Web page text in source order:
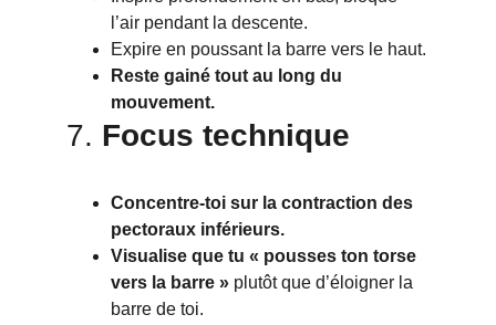
l’air pendant la descente.
Expire en poussant la barre vers le haut.
Reste gainé tout au long du
mouvement.
7. Focus technique
Concentre-toi sur la contraction des
pectoraux inférieurs.
Visualise que tu « pousses ton torse
vers la barre » plutôt que d’éloigner la
barre de toi.